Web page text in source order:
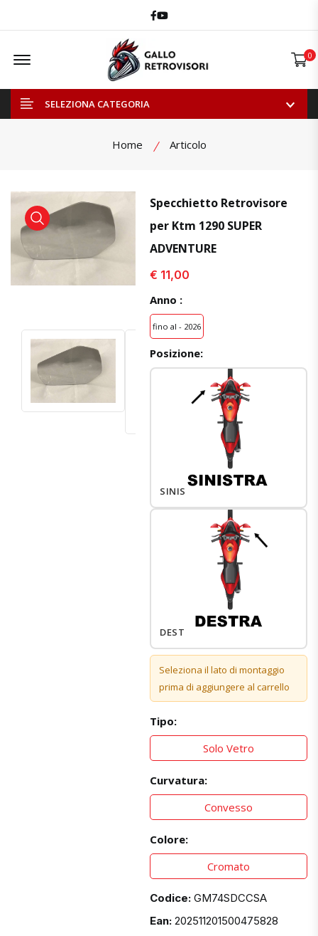
Facebook
Youtube
Offcanvas Menu Open 0
SELEZIONA CATEGORIA
Home Articolo
visualizza prodotto visualizza prodotto
Specchietto Retrovisore
per Ktm 1290 SUPER
ADVENTURE
€ 11,00
Anno :
fino al - 2026
Posizione:
SINISTRO
DESTRO
Seleziona il lato di montaggio
prima di aggiungere al carrello
Tipo:
Solo Vetro
Curvatura:
Convesso
Colore:
Cromato
Codice: GM74SDCCSA
Ean: 202511201500475828